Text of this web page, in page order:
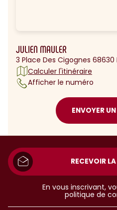
JULIEN MAULER
3 Place Des Cigognes 68630
Calculer l'itinéraire
Afficher le numéro
ENVOYER
RECEVOIR
En vous inscrivant,
politique de